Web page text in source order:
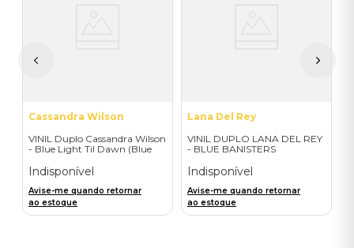
Cassandra Wilson
VINIL Duplo Cassandra Wilson
- Blue Light Til Dawn (Blue
Indisponível
Avise-me quando retornar
ao estoque
Lana Del Rey
VINIL DUPLO LANA DEL REY
- BLUE BANISTERS
- IMPORTADO
Indisponível
Avise-me quando retornar
ao estoque